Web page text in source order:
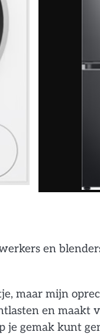
en
maar mijn
en maakt
je gemak kunt